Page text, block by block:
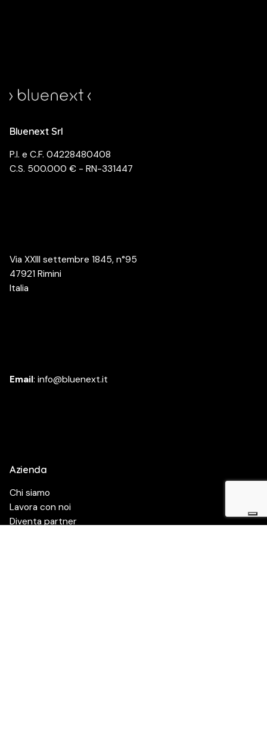
Bluenext Srl
P.I. e C.F. 04228480408
C.S. 500.000 € - RN-331447
Via XXIII settembre 1845, n°95
47921 Rimini
Italia
Email: info@bluenext.it
Azienda
Chi siamo
Lavora con noi
Diventa partner